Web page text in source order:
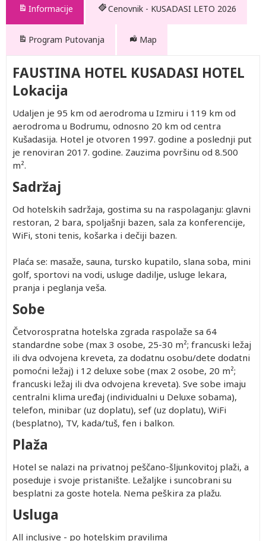
Informacije Cenovnik - KUSADASI LETO 2026
Program Putovanja Map
FAUSTINA HOTEL KUSADASI HOTEL
Lokacija
Udaljen je 95 km od aerodroma u Izmiru i 119 km od
aerodroma u Bodrumu, odnosno 20 km od centra
Kušadasija. Hotel je otvoren 1997. godine a poslednji put
je renoviran 2017. godine. Zauzima površinu od 8.500
m².
Sadržaj
Od hotelskih sadržaja, gostima su na raspolaganju: glavni
restoran, 2 bara, spoljašnji bazen, sala za konferencije,
WiFi, stoni tenis, košarka i dečiji bazen.
Plaća se: masaže, sauna, tursko kupatilo, slana soba, mini
golf, sportovi na vodi, usluge dadilje, usluge lekara,
pranja i peglanja veša.
Sobe
Četvorospratna hotelska zgrada raspolaže sa 64
standardne sobe (max 3 osobe, 25-30 m²; francuski ležaj
ili dva odvojena kreveta, za dodatnu osobu/dete dodatni
pomoćni ležaj) i 12 deluxe sobe (max 2 osobe, 20 m²;
francuski ležaj ili dva odvojena kreveta). Sve sobe imaju
centralni klima uređaj (individualni u Deluxe sobama),
telefon, minibar (uz doplatu), sef (uz doplatu), WiFi
(besplatno), TV, kada/tuš, fen i balkon.
Plaža
Hotel se nalazi na privatnoj peščano-šljunkovitoj plaži, a
poseduje i svoje pristanište. Ležaljke i suncobrani su
besplatni za goste hotela. Nema peškira za plažu.
Usluga
All inclusive - po hotelskim pravilima